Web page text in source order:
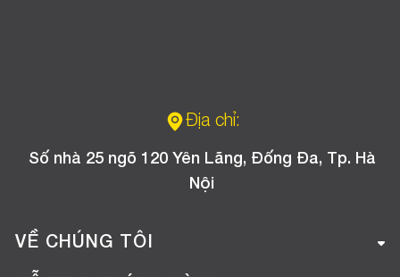
Địa chỉ:
Số nhà 25 ngõ 120 Yên Lãng, Đống Đa, Tp. Hà
Nội
VỀ CHÚNG TÔI